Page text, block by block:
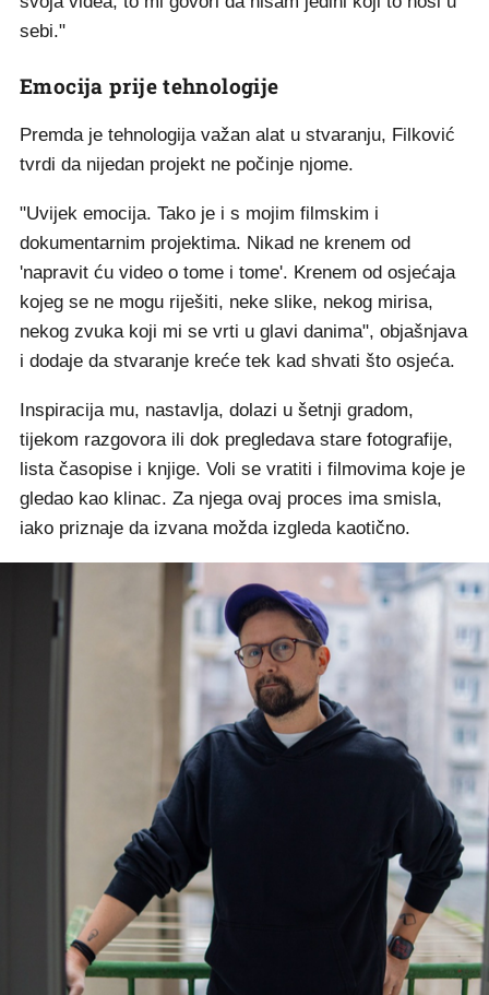
sebi."
Emocija prije tehnologije
Premda je tehnologija važan alat u stvaranju, Filković
tvrdi da nijedan projekt ne počinje njome.
"Uvijek emocija. Tako je i s mojim filmskim i
dokumentarnim projektima. Nikad ne krenem od
'napravit ću video o tome i tome'. Krenem od osjećaja
kojeg se ne mogu riješiti, neke slike, nekog mirisa,
nekog zvuka koji mi se vrti u glavi danima", objašnjava
i dodaje da stvaranje kreće tek kad shvati što osjeća.
Inspiracija mu, nastavlja, dolazi u šetnji gradom,
tijekom razgovora ili dok pregledava stare fotografije,
lista časopise i knjige. Voli se vratiti i filmovima koje je
gledao kao klinac. Za njega ovaj proces ima smisla,
iako priznaje da izvana možda izgleda kaotično.